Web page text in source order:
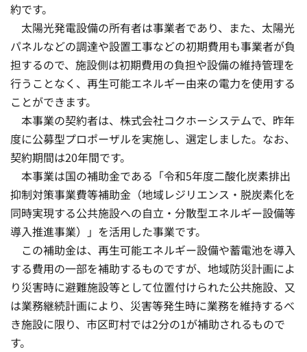
約です。
太陽光発電設備の所有者は事業者であり、また、太陽光
パネルなどの調達や設置工事などの初期費用も事業者が負
担するので、施設側は初期費用の負担や設備の維持管理を
行うことなく、再生可能エネルギー由来の電力を使用する
ことができます。
本事業の契約者は、株式会社コクホーシステムで、昨年
度に公募型プロポーザルを実施し、選定しました。なお、
契約期間は20年間です。
本事業は国の補助金である「令和5年度二酸化炭素排出
抑制対策事業費等補助金（地域レジリエンス・脱炭素化を
同時実現する公共施設への自立・分散型エネルギー設備等
導入推進事業）」を活用した事業です。
この補助金は、再生可能エネルギー設備や蓄電池を導入
する費用の一部を補助するものですが、地域防災計画によ
り災害時に避難施設等として位置付けられた公共施設、又
は業務継続計画により、災害等発生時に業務を維持するべ
き施設に限り、市区町村では2分の1が補助されるもので
す。